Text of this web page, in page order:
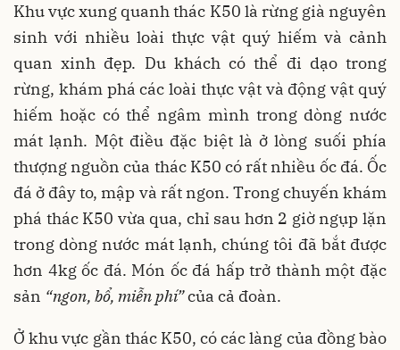
Khu vực xung quanh thác K50 là rừng già nguyên
sinh với nhiều loài thực vật quý hiếm và cảnh
quan xinh đẹp. Du khách có thể đi dạo trong
rừng, khám phá các loài thực vật và động vật quý
hiếm hoặc có thể ngâm mình trong dòng nước
mát lạnh. Một điều đặc biệt là ở lòng suối phía
thượng nguồn của thác K50 có rất nhiều ốc đá. Ốc
đá ở đây to, mập và rất ngon. Trong chuyến khám
phá thác K50 vừa qua, chỉ sau hơn 2 giờ ngụp lặn
trong dòng nước mát lạnh, chúng tôi đã bắt được
hơn 4kg ốc đá. Món ốc đá hấp trở thành một đặc
sản “ngon, bổ, miễn phí”của cả đoàn.
Ở khu vực gần thác K50, có các làng của đồng bào